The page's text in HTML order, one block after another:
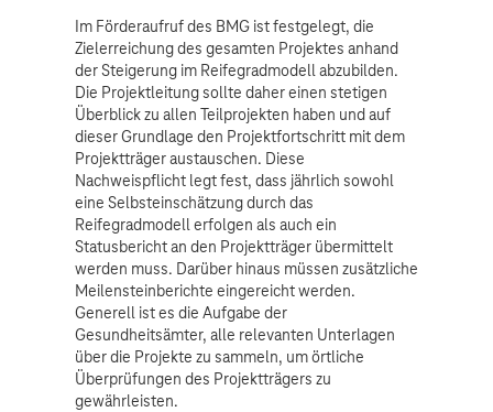
Im Förderaufruf des BMG ist festgelegt, die
Zielerreichung des gesamten Projektes anhand
der Steigerung im Reifegradmodell abzubilden.
Die Projektleitung sollte daher einen stetigen
Überblick zu allen Teilprojekten haben und auf
dieser Grundlage den Projektfortschritt mit dem
Projektträger austauschen. Diese
Nachweispflicht legt fest, dass jährlich sowohl
eine Selbsteinschätzung durch das
Reifegradmodell erfolgen als auch ein
Statusbericht an den Projektträger übermittelt
werden muss. Darüber hinaus müssen zusätzliche
Meilensteinberichte eingereicht werden.
Generell ist es die Aufgabe der
Gesundheitsämter, alle relevanten Unterlagen
über die Projekte zu sammeln, um örtliche
Überprüfungen des Projektträgers zu
gewährleisten.